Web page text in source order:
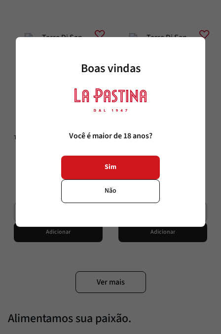
Terre Di San Vincenzo La Nave Pinot
750ml
99,
Adicionar
Terre Di San Vincenzo La Nave
750ml
99
Adicionar
Alimentamos sua paixão.
Boas vindas
Você é maior de 18 anos?
Sim
Não